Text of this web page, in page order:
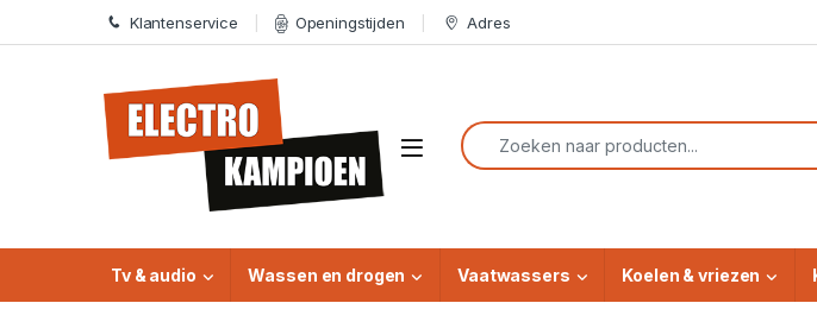
Skip to navigation
Skip to content Klantenservice Openingstijden Adres
Open
Search for:
Tv & audio Wassen en drogen Vaatwassers Koelen & vriezen